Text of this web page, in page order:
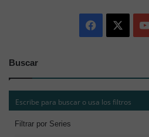
Facebook
Buscar
Filtrar por Series